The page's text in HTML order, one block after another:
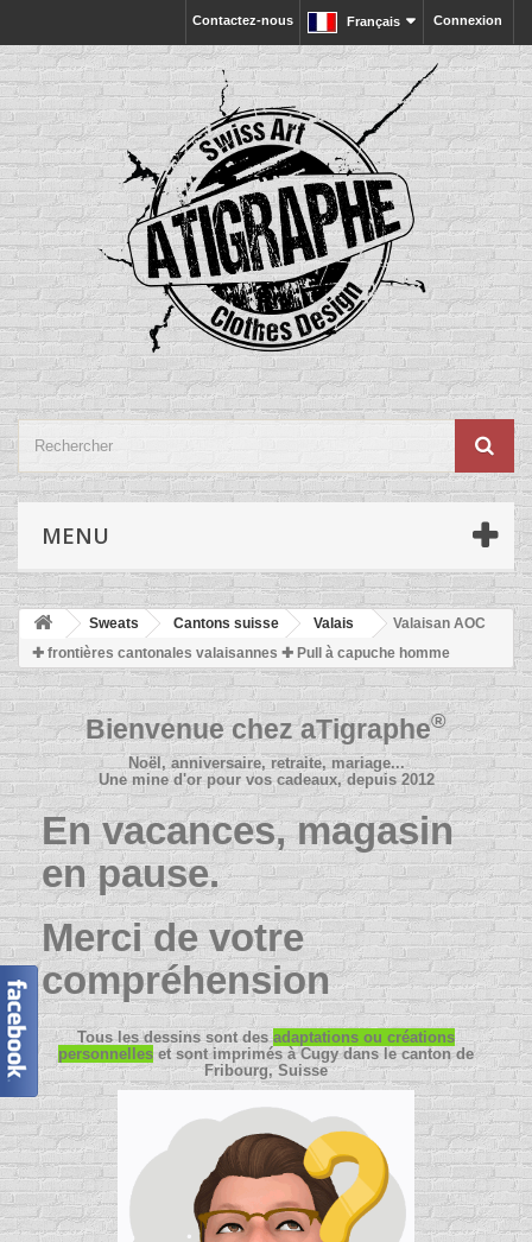
Connexion
Français
Contactez-nous
MENU
Sweats Cantons suisse Valais
Valaisan AOC
✚ frontières cantonales valaisannes ✚ Pull à capuche homme
Bienvenue chezaTigraphe®
Noël, anniversaire, retraite, mariage...
Une mine d'or pour vos cadeaux, depuis 2012
En vacances, magasin
en pause.
Merci de votre
compréhension
Tous les dessins sont desadaptations ou créations
personnelles et sont imprimés à Cugy dans le canton de
Fribourg, Suisse